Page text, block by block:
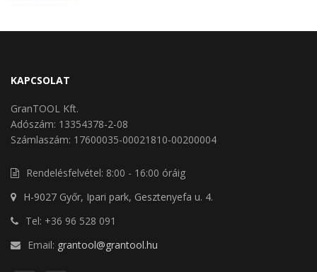
KAPCSOLAT
GranTOOL Kft.
Adószám: 13354378-2-08
Számlaszám: 17600035-00021810-00200004
Rendelésfelvétel: 8:00 - 16:00 óráig
H-9027 Győr, Ipari park, Gesztenyefa u. 4.
Tel: +36 96 528 091
Email: grantool@grantool.hu